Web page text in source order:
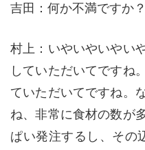
吉田：何か不満ですか？
村上：いやいやいやい
していただいてですね
ていただいてですね。
ね、非常に食材の数が
ぱい発注するし、その